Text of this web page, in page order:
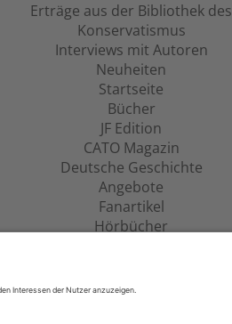
Erträge aus der Bibliothek des
Konservatismus
Interviews mit Autoren
Neuheiten
Startseite
Bücher
JF Edition
CATO Magazin
Deutsche Geschichte
Angebote
Fanartikel
Hörbücher